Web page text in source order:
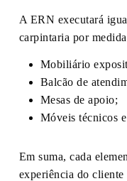
A ERN executará
carpintaria por
Mobiliário
Balcão de
Mesas de apoio;
Móveis técnicos
Em suma, cada
experiência do cliente